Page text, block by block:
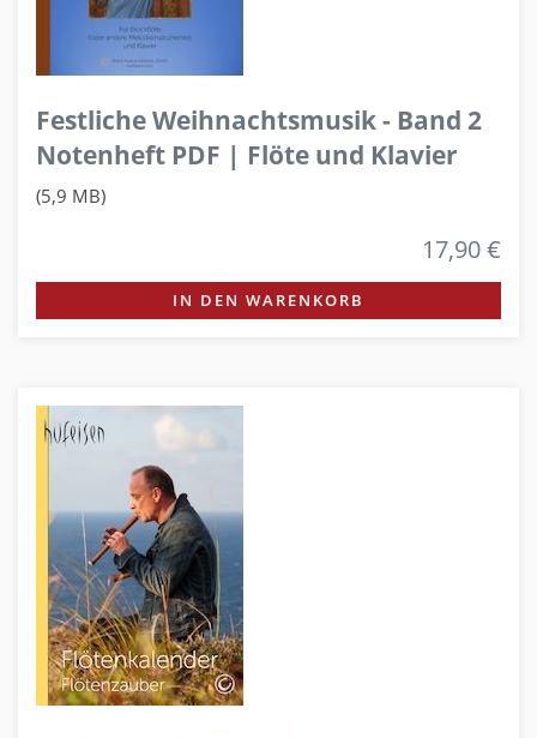
Festliche Weihnachtsmusik - Band 2
Notenheft PDF | Flöte und Klavier
(5,9 MB)
17,90 €
IN DEN WARENKORB